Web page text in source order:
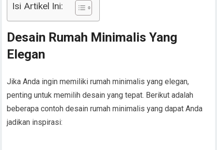
Isi Artikel Ini:
Desain Rumah Minimalis Yang
Elegan
Jika Anda ingin memiliki rumah minimalis yang elegan,
penting untuk memilih desain yang tepat. Berikut adalah
beberapa contoh desain rumah minimalis yang dapat Anda
jadikan inspirasi: